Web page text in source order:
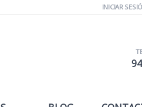
INICIAR